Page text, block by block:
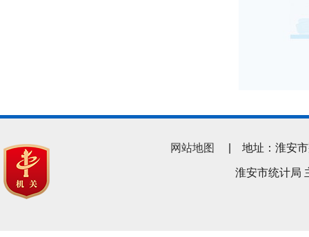
网站地图 | 地址：淮安市
淮安市统计